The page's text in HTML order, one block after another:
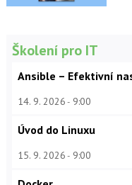
Školení pro IT
Ansible – Efektivní
14. 9. 2026 9:00
Úvod do Linuxu
15. 9. 2026 9:00